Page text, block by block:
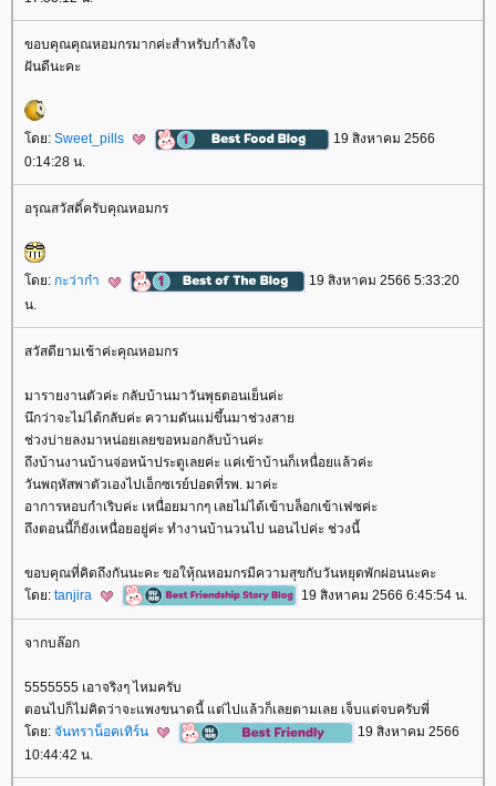
ขอบคุณคุณหอมกรมากค่ะสำหรับกำลังใจ
ฝันดีนะคะ
ดย: Sweet_pills
19 สิงหาคม 2566
0:14:28 น.
อรุณสวัสดิ์ครับคุณหอมกร
ดย: กะว่าก๋า
19 สิงหาคม 2566 5:33:20
น.
สวัสดียามเช้าค่ะคุณหอมกร
มารายงานตัวค่ะ กลับบ้านมาวันพุธตอนเย็นค่ะ
นึกว่าจะไม่ได้กลับค่ะ ความดันแม่ขึ้นมาช่วงสา
ช่วงบ่ายลงมาหน่อยเลยขอหมอกลับบ้านค่ะ
ถึงบ้านงานบ้านจ่อหน้าประตูเลยค่ะ แค่เข้าบ้านก็เหนื่อยแล้วค่ะ
วันพฤหัสพาตัวเองไปเอ็กซเรย์ปอดที่รพ. มาค่ะ
อาการหอบกำเริบค่ะ เหนื่อยมากๆ เลยไม่ได้เข้าบล็อกเข้าเฟซค่ะ
ถึงตอนนี้ก็ยังเหนื่อยอยู่ค่ะ ทำงานบ้านวนไป นอนไปค่ะ ช่วงนี้
ขอบคุณที่คิดถึงกันนะคะ ขอใหุ้ณหอมกรมีความสุขกับวันหยุดพักผ่อนนะคะ
ดย: tanjira 19 สิงหาคม 2566 6:45:54 น.
จากบล๊อก
5555555 เอาจริงๆ ไหมครับ
ตอนไปก็ไม่คิดว่าจะแพงขนาดนี้ แต่ไปแล้วก็เลยตามเลย เจ็บแต่จบครับพี่
ดย: จันทราน็อคเทิร์น
19 สิงหาคม 2566
10:44:42 น.